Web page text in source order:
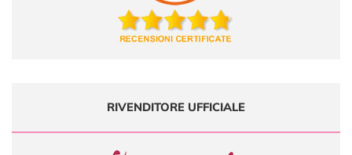
RIVENDITORE UFFICIALE